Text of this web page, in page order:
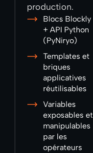
production.
Blocs Blockly
+ API Python
(PyNiryo)
Templates et
briques
applicatives
réutilisables
Variables
exposables et
manipulables
par les
opérateurs